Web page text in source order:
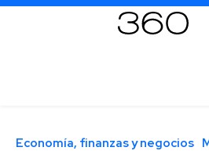
Economía, finanzas y negocios